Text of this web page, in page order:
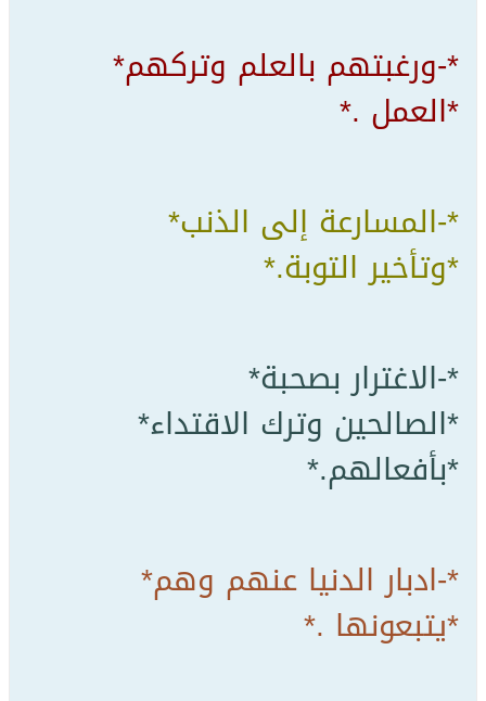
*-ﻭﺭﻏﺒﺘﻬﻢ ﺑﺎﻟﻌﻠﻢ ﻭﺗﺮﻛﻬﻢ*
*ﺍﻟﻌﻤﻞ .*
*-ﺍﻟﻤﺴﺎﺭﻋﺔ ﺇﻟﻰ ﺍﻟﺬﻧﺐ*
*ﻭﺗﺄﺧﻴﺮ ﺍﻟﺘﻮﺑﺔ.*
*-ﺍﻻﻏﺘﺮﺍﺭ ﺑﺼﺤﺒﺔ*
*ﺍﻟﺼﺎﻟﺤﻴﻦ ﻭﺗﺮﻙ ﺍﻻﻗﺘﺪﺍﺀ*
*ﺑﺄﻓﻌﺎﻟﻬﻢ.*
*-ﺍﺩﺑﺎﺭ ﺍﻟﺪﻧﻴﺎ ﻋﻨﻬﻢ ﻭﻫﻢ*
*ﻳﺘﺒﻌﻮﻧﻬﺎ .*